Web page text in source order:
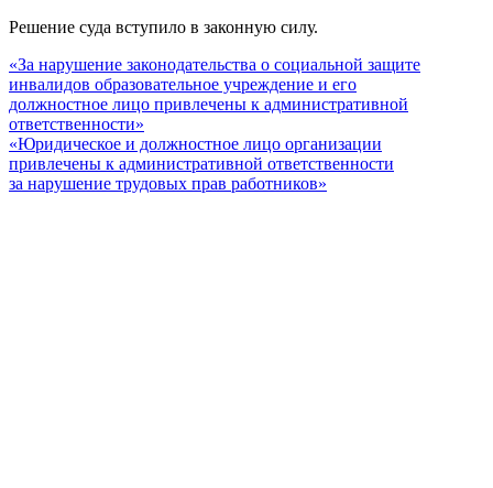
Решение суда вступило в законную силу.
«За нарушение законодательства о социальной защите
инвалидов образовательное учреждение и его
должностное лицо привлечены к административной
ответственности»
«Юридическое и должностное лицо организации
привлечены к административной ответственности
за нарушение трудовых прав работников»